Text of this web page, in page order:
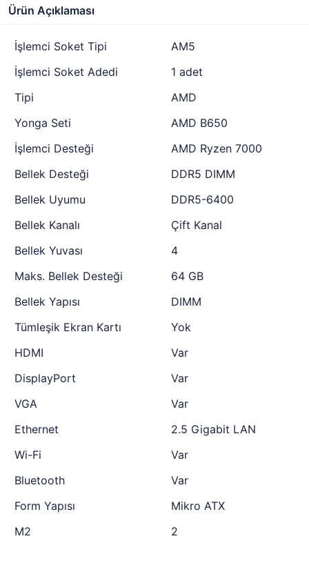
Ürün Açıklaması
İşlemci Soket Tipi
AM5
İşlemci Soket Adedi
1 adet
Tipi
AMD
Yonga Seti
AMD B650
İşlemci Desteği
AMD Ryzen 7000
Bellek Desteği
DDR5 DIMM
Bellek Uyumu
DDR5-6400
Bellek Kanalı
Çift Kanal
Bellek Yuvası
4
Maks. Bellek Desteği
64 GB
Bellek Yapısı
DIMM
Tümleşik Ekran Kartı
Yok
HDMI
Var
DisplayPort
Var
VGA
Var
Ethernet
2.5 Gigabit LAN
Wi-Fi
Var
Bluetooth
Var
Form Yapısı
Mikro ATX
M2
2